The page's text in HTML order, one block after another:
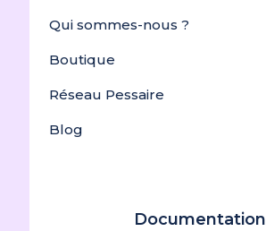
Qui sommes-nous ?
Boutique
Réseau Pessaire
Blog
Documentation